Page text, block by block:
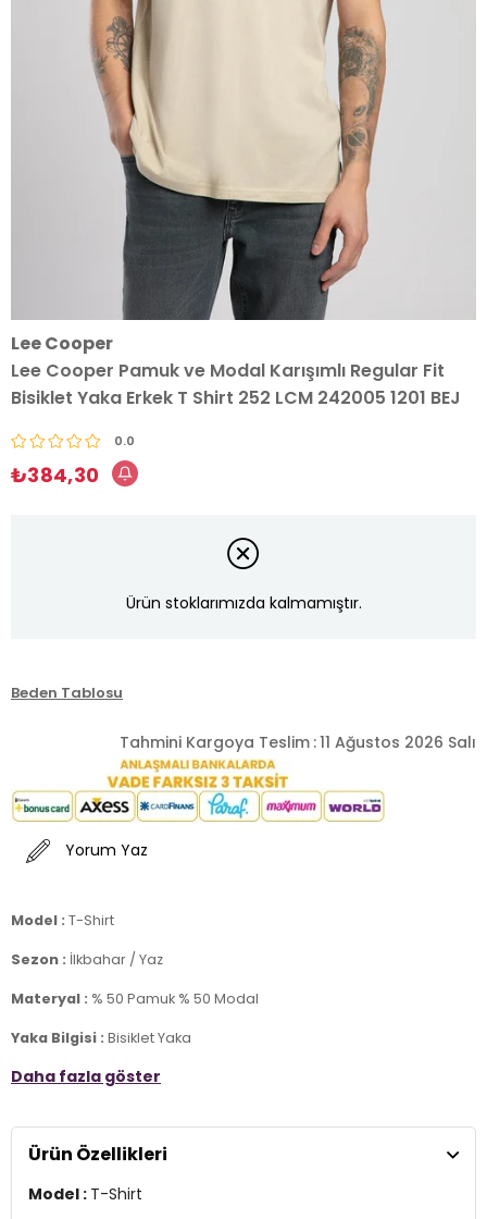
Lee Cooper
Lee Cooper Pamuk ve Modal Karışımlı Regular Fit
Bisiklet Yaka Erkek T Shirt 252 LCM 242005 1201 BEJ
0.0
₺384,30
Ürün stoklarımızda kalmamıştır.
Beden Tablosu
Tahmini Kargoya Teslim :11 Ağustos 2026 Salı
Yorum Yaz
Model : T-Shirt
Sezon : İlkbahar / Yaz
Materyal : % 50 Pamuk % 50 Modal
Yaka Bilgisi : Bisiklet Yaka
Kol Bilgisi :Kısa Kol
Üretim Yeri :Türkiye
Daha fazla göster
Ürün Özellikleri
Model : T-Shirt